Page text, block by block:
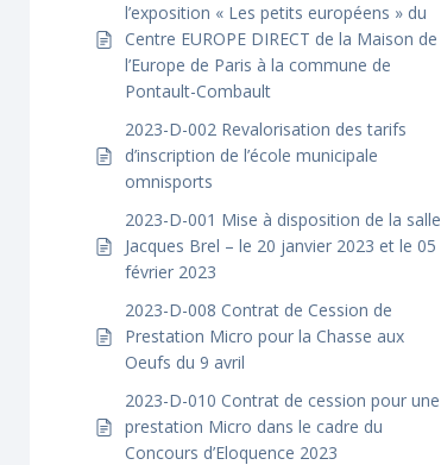
l’exposition « Les petits européens » du
Centre EUROPE DIRECT de la Maison de
l’Europe de Paris à la commune de
Pontault-Combault
2023-D-002 Revalorisation des tarifs
d’inscription de l’école municipale
omnisports
2023-D-001 Mise à disposition de la salle
Jacques Brel – le 20 janvier 2023 et le 05
février 2023
2023-D-008 Contrat de Cession de
Prestation Micro pour la Chasse aux
Oeufs du 9 avril
2023-D-010 Contrat de cession pour une
prestation Micro dans le cadre du
Concours d’Eloquence 2023